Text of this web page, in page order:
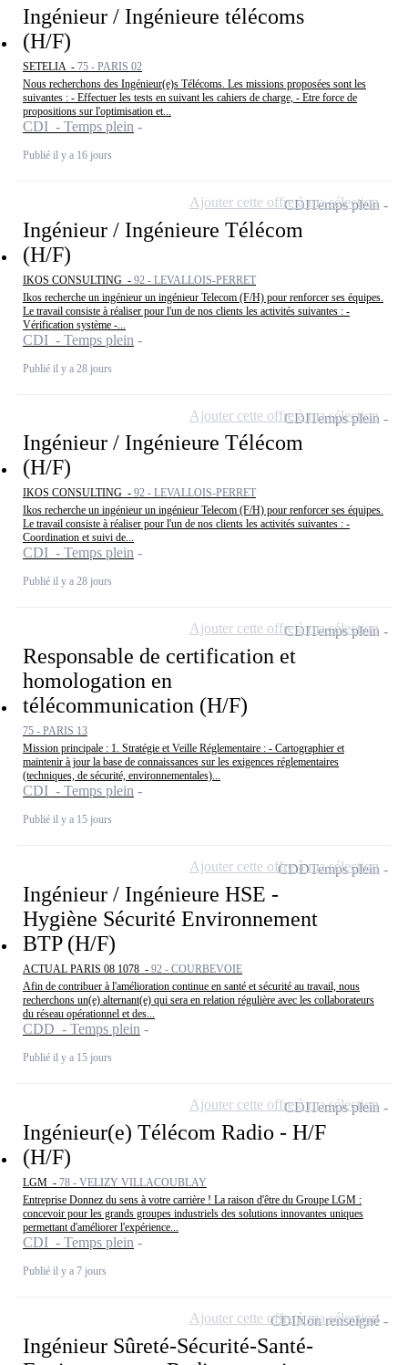
Ingénieur / Ingénieure télécoms
(H/F)
SETELIA - 75 - PARIS 02
Nous recherchons des Ingénieur(e)s Télécoms. Les missions proposées sont les
suivantes : - Effectuer les tests en suivant les cahiers de charge, - Etre force de
propositions sur l'optimisation et...
CDI - Temps plein
Publié il y a 16 jours
Ingénieur / Ingénieure Télécom
(H/F)
IKOS CONSULTING - 92 - LEVALLOIS-PERRET
Ikos recherche un ingénieur un ingénieur Telecom (F/H) pour renforcer ses équipes.
Le travail consiste à réaliser pour l'un de nos clients les activités suivantes : -
Vérification système -...
CDI - Temps plein
Publié il y a 28 jours
CDITemps plein
Ajouter cette offre à ma sélection
Ingénieur / Ingénieure Télécom
(H/F)
IKOS CONSULTING - 92 - LEVALLOIS-PERRET
Ikos recherche un ingénieur un ingénieur Telecom (F/H) pour renforcer ses équipes.
Le travail consiste à réaliser pour l'un de nos clients les activités suivantes : -
Coordination et suivi de...
CDI - Temps plein
Publié il y a 28 jours
CDITemps plein
Ajouter cette offre à ma sélection
Responsable de certification et
homologation en
télécommunication (H/F)
75 - PARIS 13
Mission principale : 1. Stratégie et Veille Réglementaire : - Cartographier et
maintenir à jour la base de connaissances sur les exigences réglementaires
(techniques, de sécurité, environnementales)...
CDI - Temps plein
Publié il y a 15 jours
CDITemps plein
Ajouter cette offre à ma sélection
Ingénieur / Ingénieure HSE -
Hygiène Sécurité Environnement
BTP (H/F)
ACTUAL PARIS 08 1078 - 92 - COURBEVOIE
Afin de contribuer à l'amélioration continue en santé et sécurité au travail, nous
recherchons un(e) alternant(e) qui sera en relation régulière avec les collaborateurs
du réseau opérationnel et des...
CDD - Temps plein
Publié il y a 15 jours
CDDTemps plein
Ajouter cette offre à ma sélection
Ingénieur(e) Télécom Radio - H/F
(H/F)
LGM - 78 - VELIZY VILLACOUBLAY
Entreprise Donnez du sens à votre carrière ! La raison d'être du Groupe LGM :
concevoir pour les grands groupes industriels des solutions innovantes uniques
permettant d'améliorer l'expérience...
CDI - Temps plein
Publié il y a 7 jours
CDITemps plein
Ajouter cette offre à ma sélection
Ingénieur Sûreté-Sécurité-Santé-
CDINon renseigné
Ajouter cette offre à ma sélection